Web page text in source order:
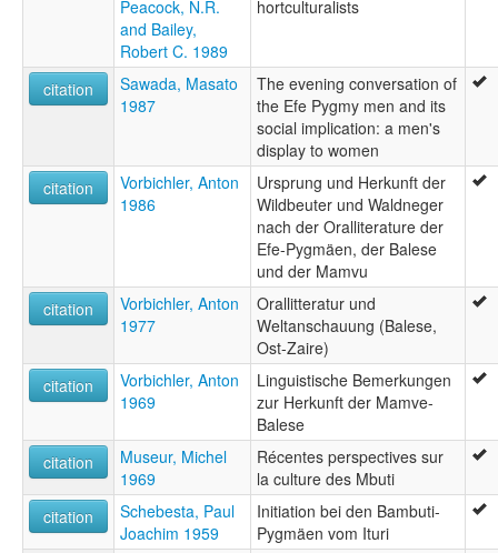
Peacock, N.R.
and Bailey,
Robert C. 1989
hortculturalists
citation
Sawada, Masato
1987
The evening conversation of
the Efe Pygmy men and its
social implication: a men's
display to women
citation
Vorbichler, Anton
1986
Ursprung und Herkunft der
Wildbeuter und Waldneger
nach der Oralliterature der
Efe-Pygmäen, der Balese
und der Mamvu
citation
Vorbichler, Anton
1977
Orallitteratur und
Weltanschauung (Balese,
Ost-Zaire)
citation
Vorbichler, Anton
1969
Linguistische Bemerkungen
zur Herkunft der Mamve-
Balese
citation
Museur, Michel
1969
Récentes perspectives sur
la culture des Mbuti
citation
Schebesta, Paul
Joachim 1959
Initiation bei den Bambuti-
Pygmäen vom Ituri